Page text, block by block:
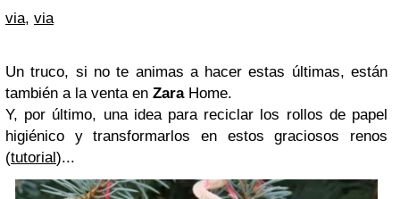
via, via
Un truco, si no te animas a hacer estas últimas, están
también a la venta en ZaraHome.
Y, por último, una idea para reciclar los rollos de papel
higiénico y transformarlos en estos graciosos renos
(tutorial)...